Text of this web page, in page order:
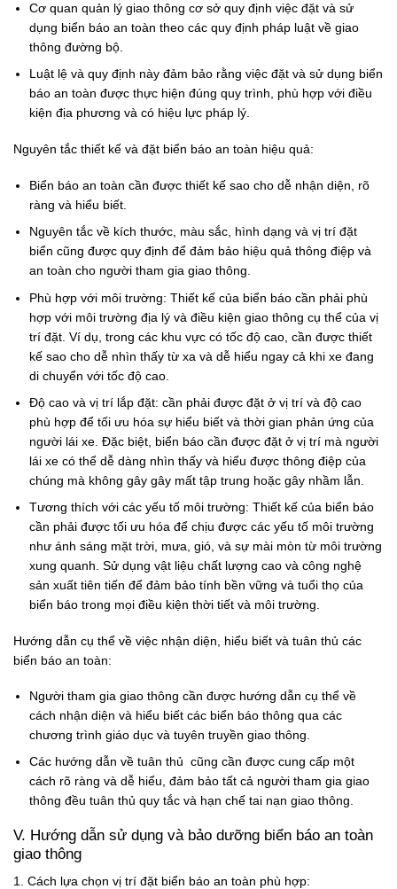
Cơ quan quản lý giao thông cơ sở quy định việc đặt và sử
dụng biển báo an toàn theo các quy định pháp luật về giao
thông đường bộ.
Luật lệ và quy định này đảm bảo rằng việc đặt và sử dụng biển
báo an toàn được thực hiện đúng quy trình, phù hợp với điều
kiện địa phương và có hiệu lực pháp lý.
Nguyên tắc thiết kế và đặt biển báo an toàn hiệu quả:
Biển báo an toàn cần được thiết kế sao cho dễ nhận diện, rõ
ràng và hiểu biết.
Nguyên tắc về kích thước, màu sắc, hình dạng và vị trí đặt
biển cũng được quy định để đảm bảo hiệu quả thông điệp và
an toàn cho người tham gia giao thông.
Phù hợp với môi trường: Thiết kế của biển báo cần phải phù
hợp với môi trường địa lý và điều kiện giao thông cụ thể của vị
trí đặt. Ví dụ, trong các khu vực có tốc độ cao, cần được thiết
kế sao cho dễ nhìn thấy từ xa và dễ hiểu ngay cả khi xe đang
di chuyển với tốc độ cao.
Độ cao và vị trí lắp đặt: cần phải được đặt ở vị trí và độ cao
phù hợp để tối ưu hóa sự hiểu biết và thời gian phản ứng của
người lái xe. Đặc biệt, biển báo cần được đặt ở vị trí mà người
lái xe có thể dễ dàng nhìn thấy và hiểu được thông điệp của
chúng mà không gây gây mất tập trung hoặc gây nhầm lẫn.
Tương thích với các yếu tố môi trường: Thiết kế của biển báo
cần phải được tối ưu hóa để chịu được các yếu tố môi trường
như ánh sáng mặt trời, mưa, gió, và sự mài mòn từ môi trường
xung quanh. Sử dụng vật liệu chất lượng cao và công nghệ
sản xuất tiên tiến để đảm bảo tính bền vững và tuổi thọ của
biển báo trong mọi điều kiện thời tiết và môi trường.
Hướng dẫn cụ thể về việc nhận diện, hiểu biết và tuân thủ các
biển báo an toàn:
Người tham gia giao thông cần được hướng dẫn cụ thể về
cách nhận diện và hiểu biết các biển báo thông qua các
chương trình giáo dục và tuyên truyền giao thông.
Các hướng dẫn về tuân thủ cũng cần được cung cấp một
cách rõ ràng và dễ hiểu, đảm bảo tất cả người tham gia giao
thông đều tuân thủ quy tắc và hạn chế tai nạn giao thông.
V. Hướng dẫn sử dụng và bảo dưỡng biển báo an toàn
giao thông
1. Cách lựa chọn vị trí đặt biển báo an toàn phù hợp: